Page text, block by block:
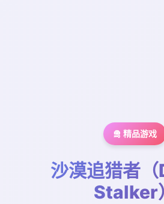
🛅 精品游戏
沙漠追猎者
Stalker